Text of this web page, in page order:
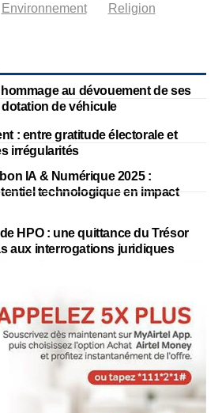
Environnement Religion
au dévouement de ses
de véhicule
: entre gratitude électorale et
irrégularités
IA & Numérique 2025 :
technologique en impact
HPO : une quittance du Trésor
aux interrogations juridiques